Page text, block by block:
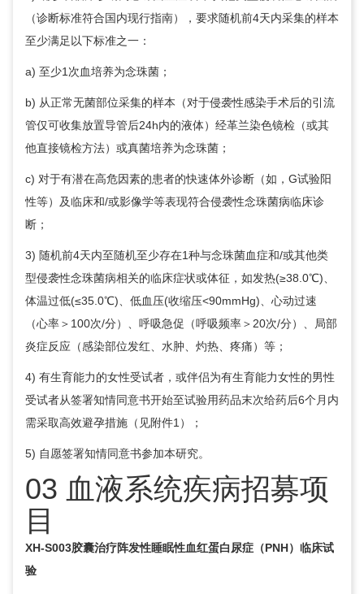
（诊断标准符合国内现行指南），要求随机前4天内采集的样本
至少满足以下标准之一：
a) 至少1次血培养为念珠菌；
b) 从正常无菌部位采集的样本（对于侵袭性感染手术后的引流
管仅可收集放置导管后24h内的液体）经革兰染色镜检（或其
他直接镜检方法）或真菌培养为念珠菌；
c) 对于有潜在高危因素的患者的快速体外诊断（如，G试验阳
性等）及临床和/或影像学等表现符合侵袭性念珠菌病临床诊
断；
3) 随机前4天内至随机至少存在1种与念珠菌血症和/或其他类
型侵袭性念珠菌病相关的临床症状或体征，如发热(≥38.0℃)、
体温过低(≤35.0℃)、低血压(收缩压<90mmHg)、心动过速
（心率＞100次/分）、呼吸急促（呼吸频率＞20次/分）、局部
炎症反应（感染部位发红、水肿、灼热、疼痛）等；
4) 有生育能力的女性受试者，或伴侣为有生育能力女性的男性
受试者从签署知情同意书开始至试验用药品末次给药后6个月内
需采取高效避孕措施（见附件1）；
5) 自愿签署知情同意书参加本研究。
03 血液系统疾病招募项
目
XH-S003胶囊治疗阵发性睡眠性血红蛋白尿症（PNH）临床试
验